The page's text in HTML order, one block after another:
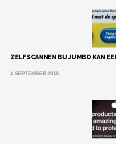
ZELFSCANNEN BIJ JUMBO KAN
4 SEPTEMBER 2018